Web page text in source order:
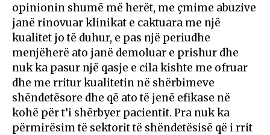
opinionin shumë më herët, me çmime abuzive
janë rinovuar klinikat e caktuara me një
kualitet jo të duhur, e pas një periudhe
menjëherë ato janë demoluar e prishur dhe
nuk ka pasur një qasje e cila kishte me ofruar
dhe me rritur kualitetin në shërbimeve
shëndetësore dhe që ato të jenë efikase në
kohë për t’i shërbyer pacientit. Pra nuk ka
përmirësim të sektorit të shëndetësisë që i rrit